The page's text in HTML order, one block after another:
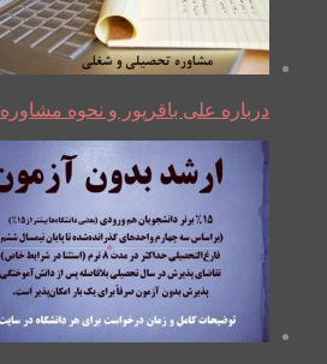
درباره علی باقرپور و نحوه مشاوره